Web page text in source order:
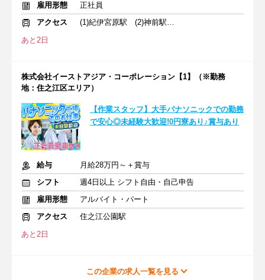
雇用形態
正社員
アクセス
(1)紀伊宮原駅 (2)神前駅 (3)海南駅
あと2日
株式会社イーストアジア・コーポレーション【1】（※勤務
地：住之江区エリア）
【作業スタッフ】大手パナソニックでの勤務
で安心◎未経験大歓迎!0円寮あり♪賞与あり
給与
月給28万円～＋賞与
シフト
週4日以上 シフト自由・自己申告
雇用形態
アルバイト・パート
アクセス
住之江公園駅
あと2日
この企業の求人一覧を見る